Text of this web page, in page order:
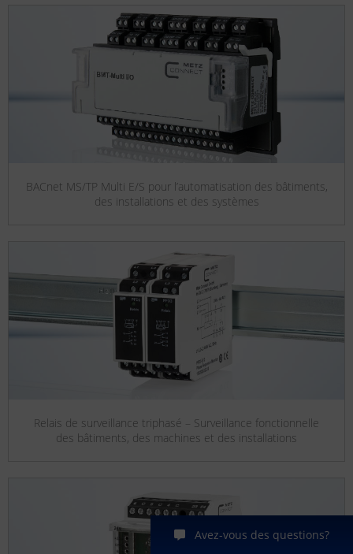
BACnet MS/TP Multi E/S pour l’automatisation des bâtiments,
des installations et des systèmes
Relais de surveillance triphasé – Surveillance fonctionnelle
des bâtiments, des machines et des installations
Avez-vous des questions?